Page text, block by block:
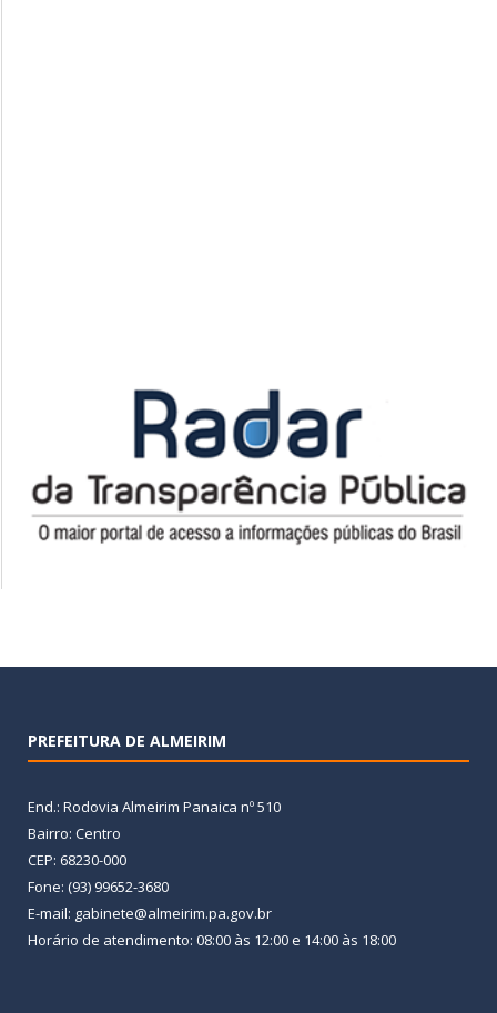
PREFEITURA DE ALMEIRIM
End.: Rodovia Almeirim Panaica nº 510
Bairro: Centro
CEP: 68230-000
Fone: (93) 99652-3680
E-mail: gabinete@almeirim.pa.gov.br
Horário de atendimento: 08:00 às 12:00 e 14:00 às 18:00